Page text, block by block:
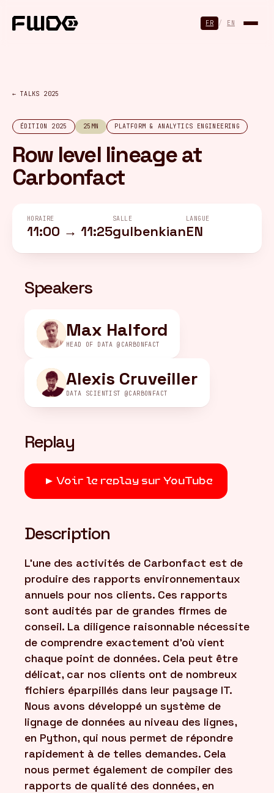
FR / EN
← TALKS 2025
ÉDITION 2025 25MN PLATFORM & ANALYTICS ENGINEERING
Row level lineage at
Carbonfact
HORAIRE
11:00 → 11:25
SALLE
gulbenkian
LANGUE
EN
Speakers
Max Halford
HEAD OF DATA @CARBONFACT
Alexis Cruveiller
DATA SCIENTIST @CARBONFACT
Replay
Voir le replay sur YouTube
Description
L'une des activités de Carbonfact est de
produire des rapports environnementaux
annuels pour nos clients. Ces rapports
sont audités par de grandes firmes de
conseil. La diligence raisonnable nécessite
de comprendre exactement d'où vient
chaque point de données. Cela peut être
délicat, car nos clients ont de nombreux
fichiers éparpillés dans leur paysage IT.
Nous avons développé un système de
lignage de données au niveau des lignes,
en Python, qui nous permet de répondre
rapidement à de telles demandes. Cela
nous permet également de compiler des
rapports de qualité des données, en